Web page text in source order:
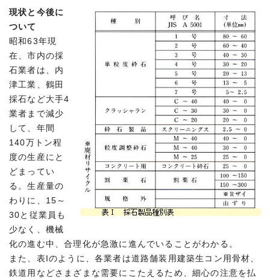
現状と今後に
ついて
昭和63年現
在、市内の採
石業者は、内
津工業、鶴田
採石など大手4
業者まで減少
して、年間
140万トン程
度の生産にと
どまってい
る。生産量の
わりに、15～
30と従業員も
少なく、機械
化の進む中、合理化が急激に進んでいることがわかる。
また、表Iのように、各業者は道路舗装用建築生コン用骨材、
鉄道用などさまざまな需要にこたえるため、細心の注意を払